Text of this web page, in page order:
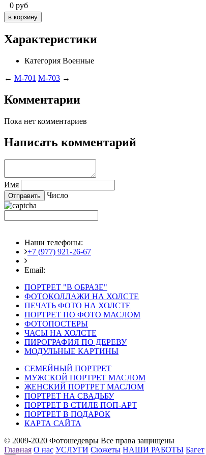
0 руб
Характеристики
Категория Военные
← M-701 M-703 →
Комментарии
Пока нет комментариев
Написать комментарий
Имя
Число
Наши телефоны:
+7 (977) 921-26-67
Email:
ПОРТРЕТ "В ОБРАЗЕ"
ФОТОКОЛЛАЖИ НА ХОЛСТЕ
ПЕЧАТЬ ФОТО НА ХОЛСТЕ
ПОРТРЕТ ПО ФОТО МАСЛОМ
ФОТОПОСТЕРЫ
ЧАСЫ НА ХОЛСТЕ
ПИРОГРАФИЯ ПО ДЕРЕВУ
МОДУЛЬНЫЕ КАРТИНЫ
СЕМЕЙНЫЙ ПОРТРЕТ
МУЖСКОЙ ПОРТРЕТ МАСЛОМ
ЖЕНСКИЙ ПОРТРЕТ МАСЛОМ
ПОРТРЕТ НА СВАДЬБУ
ПОРТРЕТ В СТИЛЕ ПОП-АРТ
ПОРТРЕТ В ПОДАРОК
КАРТА САЙТА
© 2009-2020 Фотошедевры Все права защищены
Главная О нас УСЛУГИ Сюжеты НАШИ РАБОТЫ Багет